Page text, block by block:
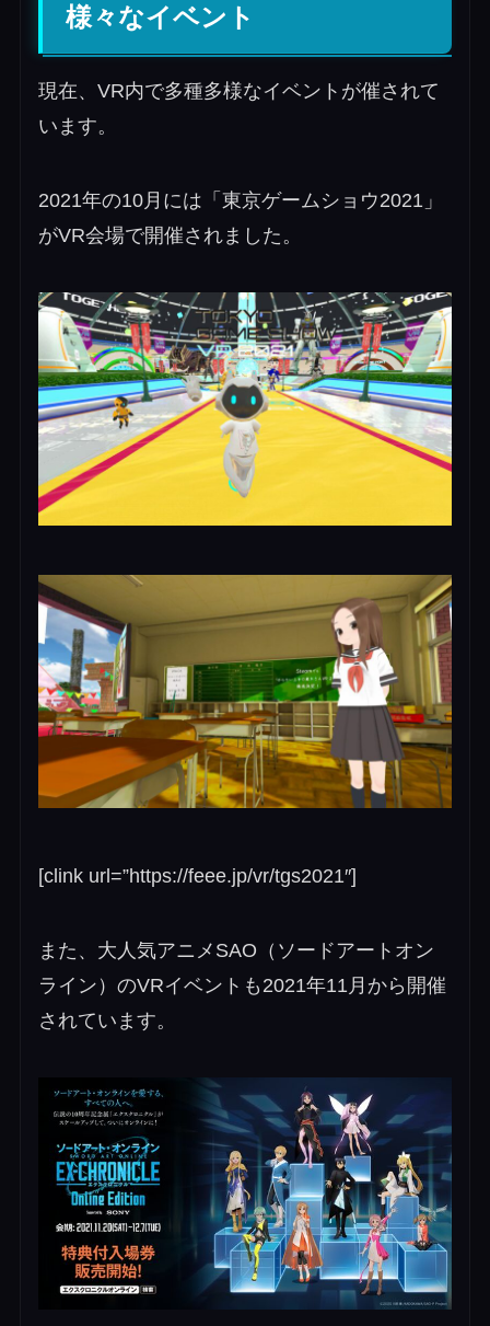
様々なイベント
現在、VR内で多種多様なイベントが催されて
います。
2021年の10月には「東京ゲームショウ2021」
がVR会場で開催されました。
[clink url=”https://feee.jp/vr/tgs2021″]
また、大人気アニメSAO（ソードアートオン
ライン）のVRイベントも2021年11月から開催
されています。